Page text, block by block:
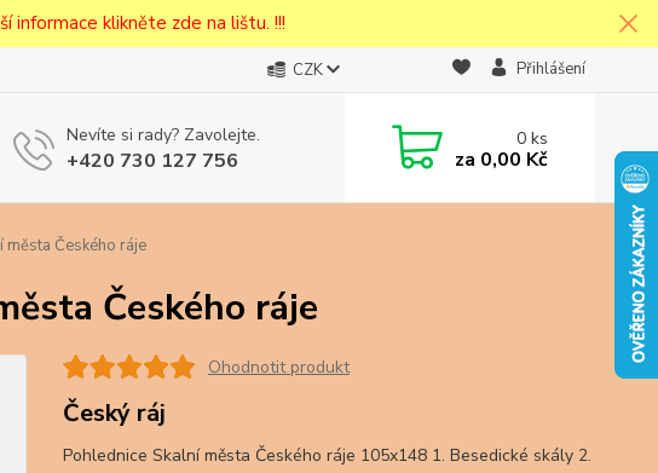
informace klikněte zde na lištu. !!!
CZK Přihlášení
Nevíte si rady? Zavolejte.
+420 730 127 756
0ks
za 0,00 Kč
Českého ráje
Českého ráje
Ohodnotit produkt
Český ráj
Pohlednice Skalní města Českého ráje 105x148 1. Besedické skály 2.
upravena cena v